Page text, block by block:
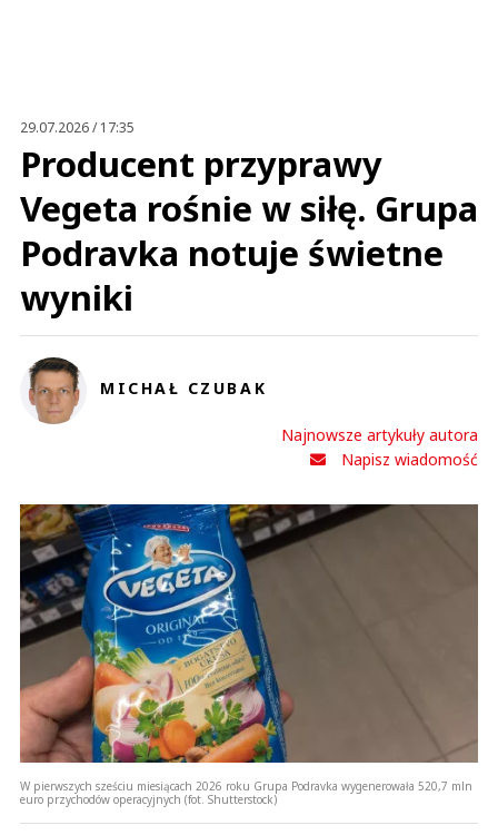
29.07.2026 / 17:35
Producent przyprawy
Vegeta rośnie w siłę. Grupa
Podravka notuje świetne
wyniki
MICHAŁ CZUBAK
Najnowsze artykuły autora
Napisz wiadomość
W pierwszych sześciu miesiącach 2026 roku Grupa Podravka wygenerowała 520,7 mln
euro przychodów operacyjnych (fot. Shutterstock)